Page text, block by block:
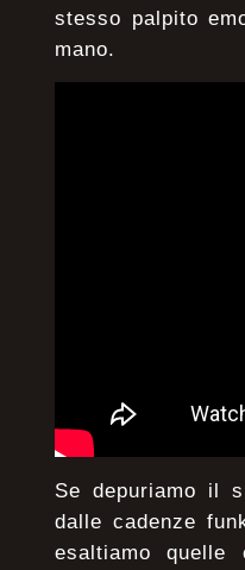
stesso palpito
mano.
Se depuriamo il
dalle cadenze
esaltiamo quelle